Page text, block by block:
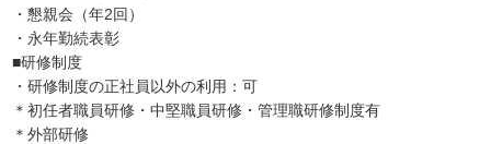
・懇親会（年2回）
・永年勤続表彰
■研修制度
・研修制度の正社員以外の利用：可
＊初任者職員研修・中堅職員研修・管理職研修制度有
＊外部研修